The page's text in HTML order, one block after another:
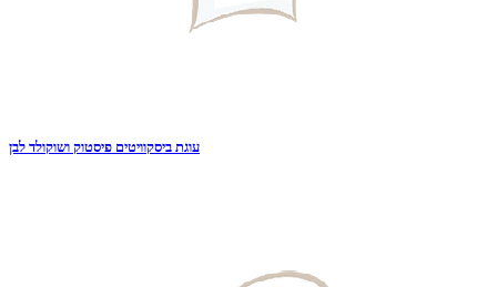
עוגת ביסקוויטים פיסטוק ושוקולד לבן